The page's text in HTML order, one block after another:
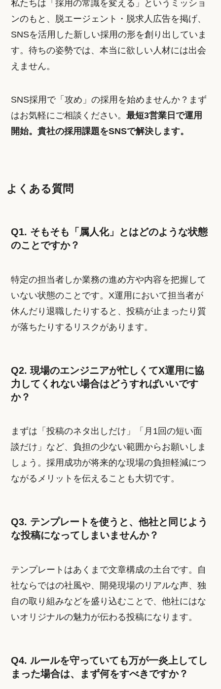
私たちは「採用の常識を変える」というミッショ
ンのもと、脱エージェント・脱求人広告を掲げ、
SNSを活用した新しい採用の形を創り出していま
す。待ちの姿勢では、本当に欲しい人材には出会
えません。
SNS採用で「攻め」の採用を始めませんか？まず
はお気軽にご相談ください。最短3営業日で運用
開始。貴社の採用課題をSNSで解決します。
よくある質問
Q1. そもそも「属人化」とはどのような状態
のことですか？
特定の担当者しか業務の進め方や内容を把握して
いない状態のことです。X運用において担当者が
休んだり退職したりすると、投稿が止まったり質
が落ちたりするリスクがあります。
Q2. 現場のエンジニアが忙しくてX運用に協
力してくれない場合はどうすればいいです
か？
まずは「投稿のネタ出しだけ」「月1回の短い面
談だけ」など、負担の少ない範囲からお願いしま
しょう。採用成功が将来的な現場の負担軽減につ
ながるメリットを伝えることも大切です。
Q3. テンプレートを使うと、他社と同じよう
な投稿になってしまいませんか？
テンプレートはあくまで文章構成の土台です。自
社ならではの社風や、開発現場のリアルな声、独
自の取り組みなどを盛り込むことで、他社にはな
いオリジナルの魅力が伝わる投稿になります。
Q4. ルールを守っていても万が一炎上してし
まった場合は、まず何をすべきですか？